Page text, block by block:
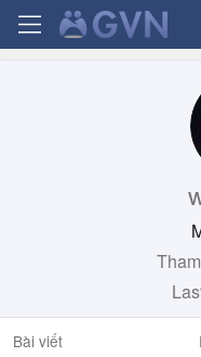
Bài viết